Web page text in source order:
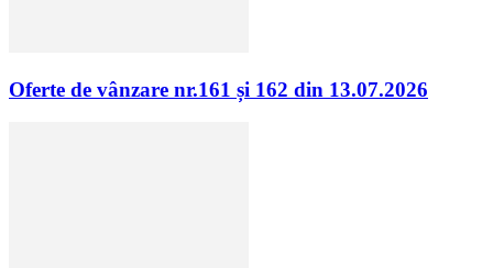
Oferte de vânzare nr.161 și 162 din 13.07.2026